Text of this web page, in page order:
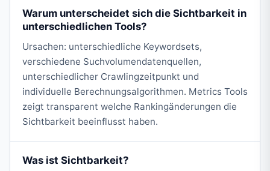
Warum unterscheidet sich die Sichtbarkeit in
unterschiedlichen Tools?
Ursachen: unterschiedliche Keywordsets,
verschiedene Suchvolumendatenquellen,
unterschiedlicher Crawlingzeitpunkt und
individuelle Berechnungsalgorithmen. Metrics Tools
zeigt transparent welche Rankingänderungen die
Sichtbarkeit beeinflusst haben.
Was ist Sichtbarkeit?